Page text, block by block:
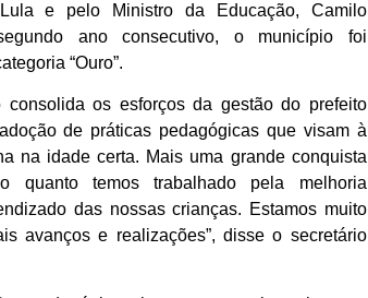
e pelo Ministro da Educação, Camilo
ano consecutivo, o município foi
“Ouro”.
consolida os esforços da gestão do prefeito
de práticas pedagógicas que visam à
na idade certa. Mais uma grande conquista
quanto temos trabalhado pela melhoria
das nossas crianças. Estamos muito
avanços e realizações”, disse o secretário